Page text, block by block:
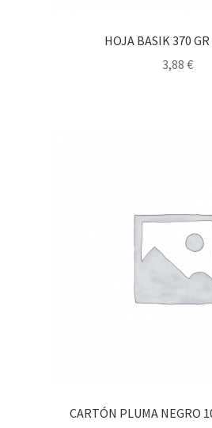
HOJA BASIK 370
3,88 €
CARTÓN PLUMA NEGRO